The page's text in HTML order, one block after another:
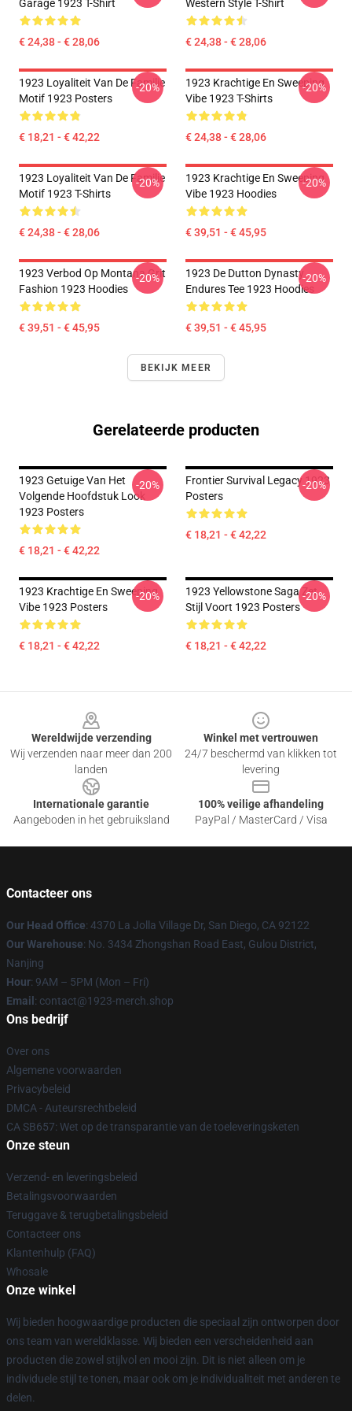
Garage 1923 T-Shirt
€ 24,38 - € 28,06
Western Style T-Shirt
€ 24,38 - € 28,06
1923 Loyaliteit Van De Familie
Motif 1923 Posters
€ 18,21 - € 42,22
-20%
1923 Krachtige En Sweeping
Vibe 1923 T-Shirts
€ 24,38 - € 28,06
-20%
1923 Loyaliteit Van De Familie
Motif 1923 T-Shirts
€ 24,38 - € 28,06
-20%
1923 Krachtige En Sweeping
Vibe 1923 Hoodies
€ 39,51 - € 45,95
-20%
1923 Verbod Op Montana Grit
Fashion 1923 Hoodies
€ 39,51 - € 45,95
-20%
1923 De Dutton Dynasty
Endures Tee 1923 Hoodies
€ 39,51 - € 45,95
-20%
BEKIJK MEER
Gerelateerde producten
1923 Getuige Van Het
Volgende Hoofdstuk Look
1923 Posters
€ 18,21 - € 42,22
-20%
Frontier Survival Legacy 1923
Posters
€ 18,21 - € 42,22
-20%
1923 Krachtige En Sweeping
Vibe 1923 Posters
€ 18,21 - € 42,22
-20%
1923 Yellowstone Saga Zet
Stijl Voort 1923 Posters
€ 18,21 - € 42,22
-20%
Wereldwijde verzending
Wij verzenden naar meer dan 200
landen
Winkel met vertrouwen
24/7 beschermd van klikken tot
levering
Internationale garantie
Aangeboden in het gebruiksland
100% veilige afhandeling
PayPal / MasterCard / Visa
Contacteer ons
Our Head Office: 4370 La Jolla Village Dr, San Diego, CA 92122
Our Warehouse: No. 3434 Zhongshan Road East, Gulou District,
Nanjing
Hour: 9AM – 5PM (Mon – Fri)
Email : contact@1923-merch.shop
Ons bedrijf
Over ons
Algemene voorwaarden
Privacybeleid
DMCA - Auteursrechtbeleid
CA SB657: Wet op de transparantie van de toeleveringsketen
Onze steun
Verzend- en leveringsbeleid
Betalingsvoorwaarden
Teruggave & terugbetalingsbeleid
Contacteer ons
Klantenhulp (FAQ)
Whosale
Onze winkel
Wij bieden hoogwaardige producten die speciaal zijn ontworpen door
ons team van wereldklasse. Wij bieden een verscheidenheid aan
producten die zowel stijlvol en mooi zijn. Dit is niet alleen om je
individuele stijl te tonen, maar ook om je individualiteit met anderen te
delen.